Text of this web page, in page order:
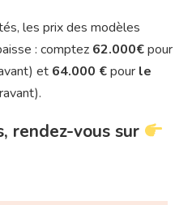
les prix des modèles
: comptez 62.000€pour
et 64.000 €pour le
rendez-vous sur